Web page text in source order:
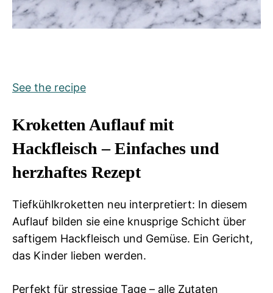
See the recipe
Kroketten Auflauf mit
Hackfleisch – Einfaches und
herzhaftes Rezept
Tiefkühlkroketten neu interpretiert: In diesem
Auflauf bilden sie eine knusprige Schicht über
saftigem Hackfleisch und Gemüse. Ein Gericht,
das Kinder lieben werden.
Perfekt für stressige Tage – alle Zutaten